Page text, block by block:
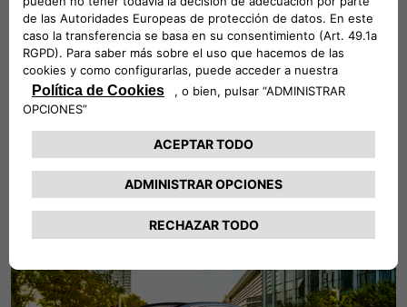
MÁS INFORMACIÓN
La forma más rápida de conseguir tu